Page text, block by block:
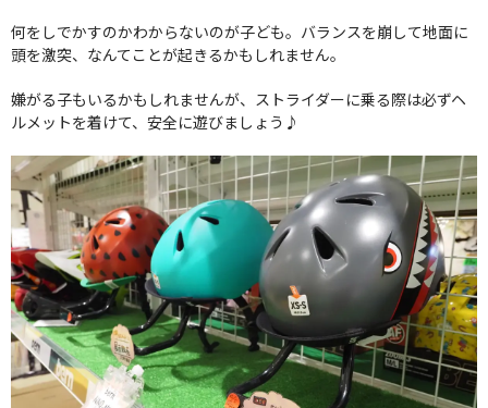
何をしでかすのかわからないのが子ども。バランスを崩して地面に
頭を激突、なんてことが起きるかもしれません。
嫌がる子もいるかもしれませんが、ストライダーに乗る際は必ずヘ
ルメットを着けて、安全に遊びましょう♪